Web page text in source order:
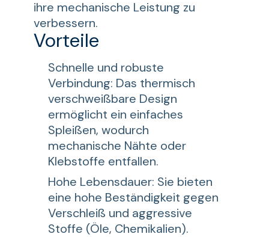
ihre mechanische Leistung zu
verbessern.
Vorteile
Schnelle und robuste
Verbindung: Das thermisch
verschweißbare Design
ermöglicht ein einfaches
Spleißen, wodurch
mechanische Nähte oder
Klebstoffe entfallen.
Hohe Lebensdauer: Sie bieten
eine hohe Beständigkeit gegen
Verschleiß und aggressive
Stoffe (Öle, Chemikalien).